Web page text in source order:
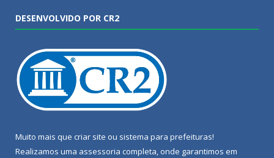
DESENVOLVIDO POR CR2
Muito mais que criar site ou sistema para prefeituras!
Realizamos uma assessoria completa, onde garantimos em